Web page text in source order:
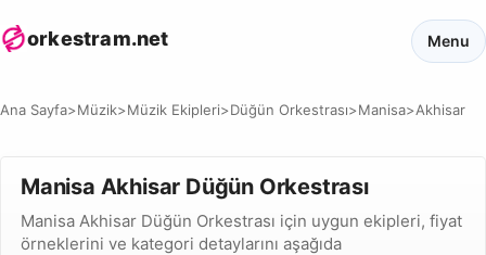
orkestram.net Menu
Ana Sayfa>Müzik>Müzik Ekipleri>Düğün Orkestrası>Manisa>Akhisar
Manisa Akhisar Düğün Orkestrası
Manisa Akhisar Düğün Orkestrası için uygun ekipleri, fiyat
örneklerini ve kategori detaylarını aşağıda